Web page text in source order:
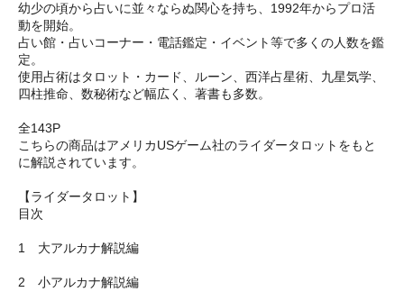
幼少の頃から占いに並々ならぬ関心を持ち、1992年からプロ活
動を開始。
占い館・占いコーナー・電話鑑定・イベント等で多くの人数を鑑
定。
使用占術はタロット・カード、ルーン、西洋占星術、九星気学、
四柱推命、数秘術など幅広く、著書も多数。
全143P
こちらの商品はアメリカUSゲーム社のライダータロットをもと
に解説されています。
【ライダータロット】
目次
1 大アルカナ解説編
2 小アルカナ解説編